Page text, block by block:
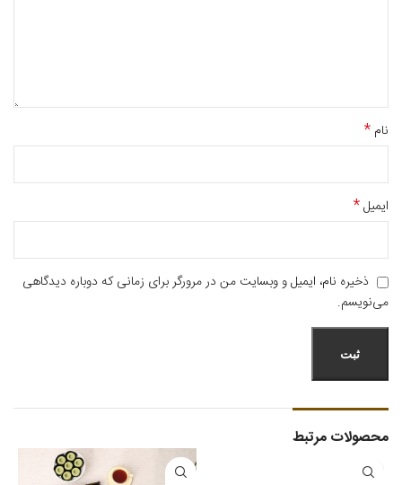
نام *
ایمیل*
ذخیره نام، ایمیل و وبسایت من در مرورگر برای زمانی که دوباره دیدگاهی
می‌نویسم.
محصولات مرتبط